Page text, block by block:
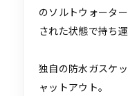
のソルトウォータ
された状態で持ち運
独自の防水ガスケ
ャットアウト。